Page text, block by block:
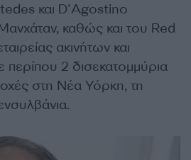
και D’Agostino
καθώς και του Red
ακινήτων και
2 δισεκατομμύρια
στη Νέα Υόρκη, τη